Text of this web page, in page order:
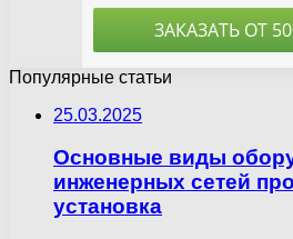
Популярные статьи
25.03.2025
Основные виды
инженерных сетей
установка